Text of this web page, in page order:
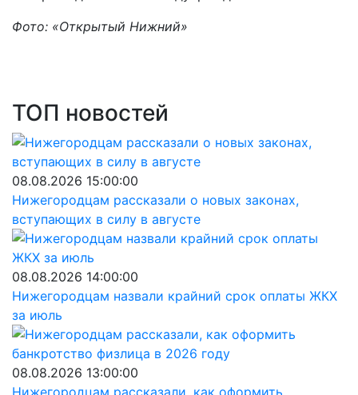
Фото: «Открытый Нижний»
ТОП новостей
08.08.2026 15:00:00
Нижегородцам рассказали о новых законах,
вступающих в силу в августе
08.08.2026 14:00:00
Нижегородцам назвали крайний срок оплаты ЖКХ
за июль
08.08.2026 13:00:00
Нижегородцам рассказали, как оформить